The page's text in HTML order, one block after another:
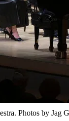
Photos by Jag